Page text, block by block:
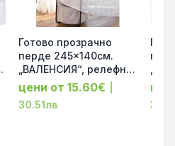
Готово прозрачно
перде 245x140см.
„ВАЛЕНСИЯ“, релефна
текстура на помпони
с ленен ефект за
релса и корниз код-
цени от 15.60€
30.51лв